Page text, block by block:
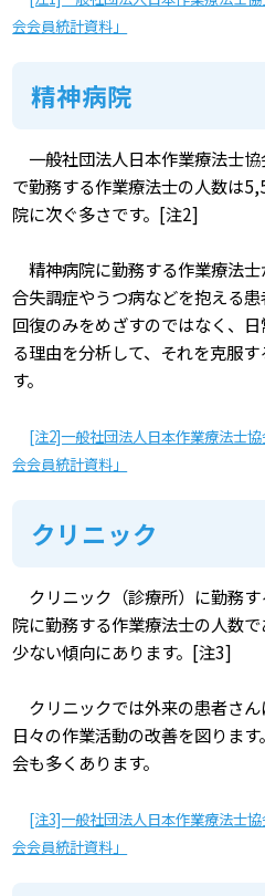
会会員統計資料」
精神病院
一般社団法人日本作業療法士
で勤務する作業療法士の人数は
院に次ぐ多さです。[注2]
精神病院に勤務する作業療法
合失調症やうつ病などを抱える
回復のみをめざすのではなく、
る理由を分析して、それを克服
す。
[注2]一般社団法人日本作業療法士
会会員統計資料」
クリニック
クリニック（診療所）に勤務
院に勤務する作業療法士の人数
少ない傾向にあります。[注3]
クリニックでは外来の患者さん
日々の作業活動の改善を図りま
会も多くあります。
[注3]一般社団法人日本作業療法士
会会員統計資料」